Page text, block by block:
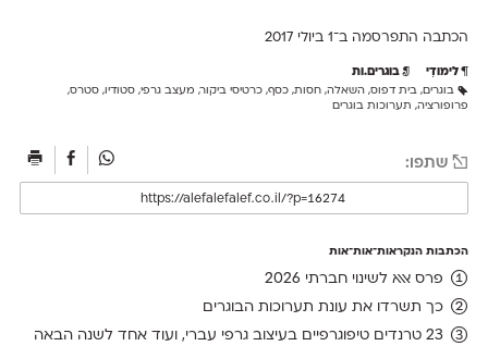
הכתבה התפרסמה ב־1 ב יולי 2017
לימודִי בוגרים.ות
בוגרים, בית דפוס, השאלה, חסות, כסף, כרטיסי ביקור, מעצב גרפי, סטודיו , סטרס,
פרופורציה, תערוכות בוגרים
שתפו:
הכתבות הנקראות־אות־אות
פרס אאא לשינוי חברתי 2026
כך תשרדו את עונת תערוכות הבוגרים
23 טרנדים טיפוגרפיים בעיצוב גרפי עברי, ועוד אחד לשנה הבאה